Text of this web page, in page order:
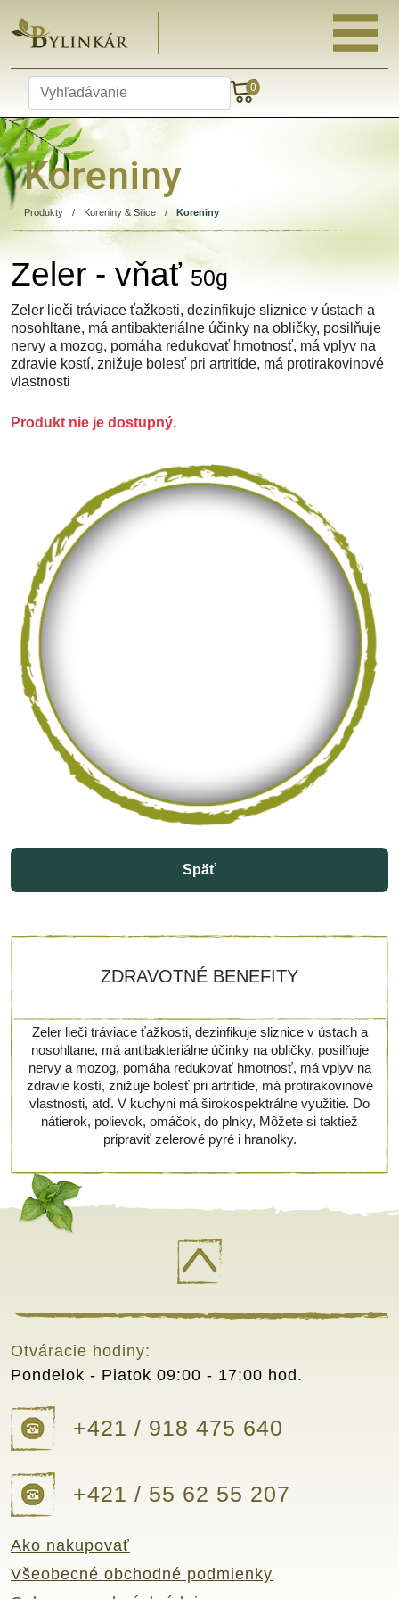
0
Koreniny
Produkty / Koreniny & Silice / Koreniny
Zeler - vňať50g
Zeler lieči tráviace ťažkosti, dezinfikuje sliznice v ústach a
nosohltane, má antibakteriálne účinky na obličky, posilňuje
nervy a mozog, pomáha redukovať hmotnosť, má vplyv na
zdravie kostí, znižuje bolesť pri artritíde, má protirakovinové
vlastnosti
Produkt nie je dostupný.
Späť
ZDRAVOTNÉ BENEFITY
Zeler lieči tráviace ťažkosti, dezinfikuje sliznice v ústach a
nosohltane, má antibakteriálne účinky na obličky, posilňuje
nervy a mozog, pomáha redukovať hmotnosť, má vplyv na
zdravie kostí, znižuje bolesť pri artritíde, má protirakovinové
vlastnosti, atď. V kuchyni má širokospektrálne využitie. Do
nátierok, polievok, omáčok, do plnky, Môžete si taktiež
pripraviť zelerové pyré i hranolky.
Ako nakupovať
Všeobecné obchodné podmienky
+421 / 918 475 640
+421 / 55 62 55 207
Otváracie hodiny:
Pondelok - Piatok 09:00 - 17:00 hod.